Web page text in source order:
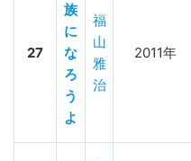
27
族
に
な
ろ
う
よ
福
山
雅
治
2011年